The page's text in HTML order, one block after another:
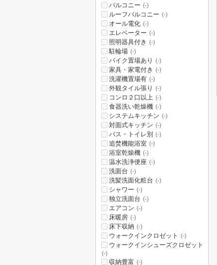
バルコニー (-)
ルーフバルコニー (-)
オール電化 (-)
エレベーター (-)
照明器具付き (-)
駐輪場 (-)
バイク置場あり (-)
家具・家電付き (-)
洗濯機置場有 (-)
外観タイル張り (-)
コンロ２口以上 (-)
食器洗い乾燥機 (-)
システムキッチン (-)
対面式キッチン (-)
バス・トイレ別 (-)
追焚機能浴室 (-)
浴室乾燥機 (-)
温水洗浄便座 (-)
洗面台 (-)
洗髪洗面化粧台 (-)
シャワー (-)
独立洗面台 (-)
エアコン (-)
床暖房 (-)
床下収納 (-)
ウォークインクロゼット (-)
ウォークインシューズクロゼット
(-)
収納豊富 (-)